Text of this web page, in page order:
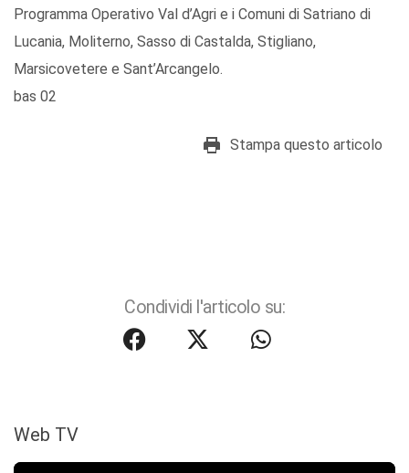
Programma Operativo Val d’Agri e i Comuni di Satriano di
Lucania, Moliterno, Sasso di Castalda, Stigliano,
Marsicovetere e Sant’Arcangelo.
bas 02
Stampa questo articolo
Condividi l'articolo su:
Web TV